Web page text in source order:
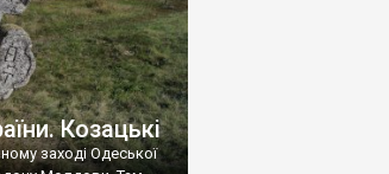
Козацькі
заході Одеської